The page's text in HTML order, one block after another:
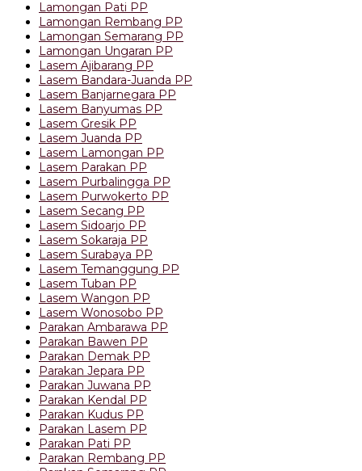
Lamongan Pati PP
Lamongan Rembang PP
Lamongan Semarang PP
Lamongan Ungaran PP
Lasem Ajibarang PP
Lasem Bandara-Juanda PP
Lasem Banjarnegara PP
Lasem Banyumas PP
Lasem Gresik PP
Lasem Juanda PP
Lasem Lamongan PP
Lasem Parakan PP
Lasem Purbalingga PP
Lasem Purwokerto PP
Lasem Secang PP
Lasem Sidoarjo PP
Lasem Sokaraja PP
Lasem Surabaya PP
Lasem Temanggung PP
Lasem Tuban PP
Lasem Wangon PP
Lasem Wonosobo PP
Parakan Ambarawa PP
Parakan Bawen PP
Parakan Demak PP
Parakan Jepara PP
Parakan Juwana PP
Parakan Kendal PP
Parakan Kudus PP
Parakan Lasem PP
Parakan Pati PP
Parakan Rembang PP